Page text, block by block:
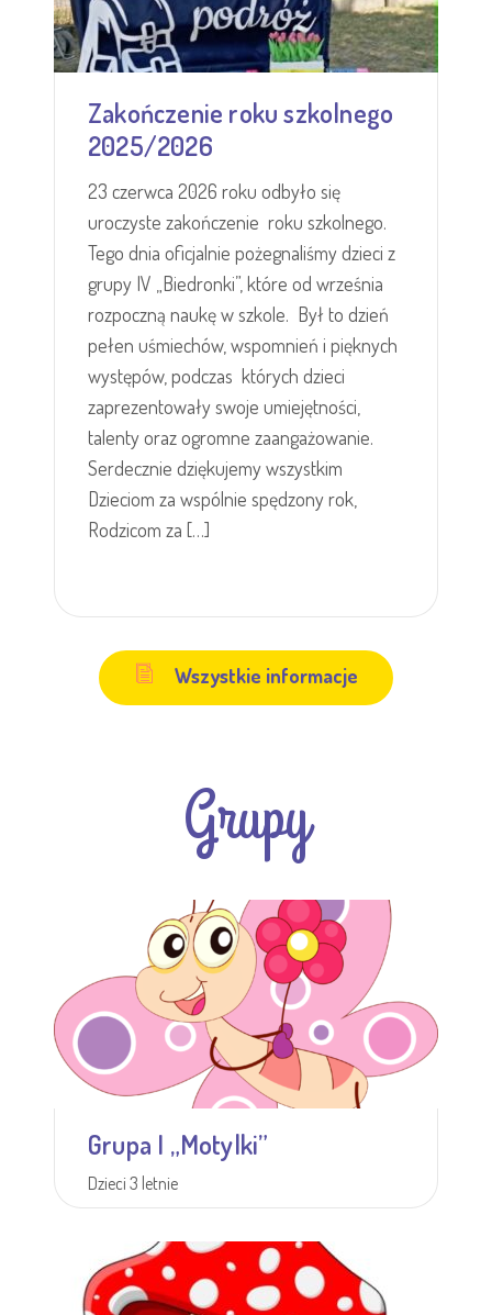
Zakończenie roku szkolnego
2025/2026
23 czerwca 2026 roku odbyło się
uroczyste zakończenie roku szkolnego.
Tego dnia oficjalnie pożegnaliśmy dzieci z
grupy IV „Biedronki”, które od września
rozpoczną naukę w szkole. Był to dzień
pełen uśmiechów, wspomnień i pięknych
występów, podczas których dzieci
zaprezentowały swoje umiejętności,
talenty oraz ogromne zaangażowanie.
Serdecznie dziękujemy wszystkim
Dzieciom za wspólnie spędzony rok,
Rodzicom za […]
Wszystkie informacje
Grupy
Grupa I „Motylki”
Dzieci 3 letnie
Więcej informacji